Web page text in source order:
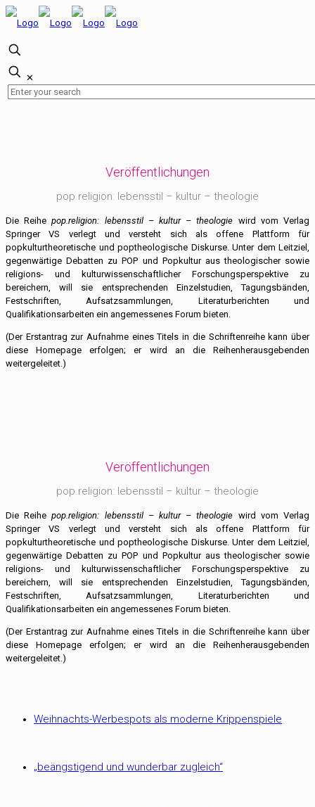
✕
Veröffentlichungen
pop.religion: lebensstil – kultur – theologie
Die Reihepop.religion: lebensstil – kultur – theologie wird vom Verlag
Springer VS verlegt und versteht sich als offene Plattform für
popkulturtheoretische und poptheologische Diskurse. Unter dem Leitziel,
gegenwärtige Debatten zu POP und Popkultur aus theologischer sowie
religions- und kulturwissenschaftlicher Forschungsperspektive zu
bereichern, will sie entsprechenden Einzelstudien, Tagungsbänden,
Festschriften, Aufsatzsammlungen, Literaturberichten und
Qualifikationsarbeiten ein angemessenes Forum bieten.
(Der Erstantrag zur Aufnahme eines Titels in die Schriftenreihe kann über
diese Homepage erfolgen; er wird an die Reihenherausgebenden
weitergeleitet.)
Veröffentlichungen
pop.religion: lebensstil – kultur – theologie
Die Reihepop.religion: lebensstil – kultur – theologie wird vom Verlag
Springer VS verlegt und versteht sich als offene Plattform für
popkulturtheoretische und poptheologische Diskurse. Unter dem Leitziel,
gegenwärtige Debatten zu POP und Popkultur aus theologischer sowie
religions- und kulturwissenschaftlicher Forschungsperspektive zu
bereichern, will sie entsprechenden Einzelstudien, Tagungsbänden,
Festschriften, Aufsatzsammlungen, Literaturberichten und
Qualifikationsarbeiten ein angemessenes Forum bieten.
(Der Erstantrag zur Aufnahme eines Titels in die Schriftenreihe kann über
diese Homepage erfolgen; er wird an die Reihenherausgebenden
weitergeleitet.)
Weihnachts-Werbespots als moderne Krippenspiele
„beängstigend und wunderbar zugleich“